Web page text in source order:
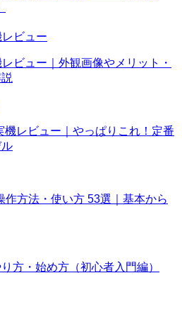
ビュー｜外観画像やメリット・
機レビュー｜やっぱりこれ！定番
作方法・使い方 53選｜基本から
方・始め方（初心者入門編）